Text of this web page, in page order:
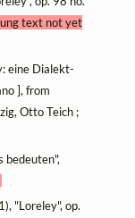
text not yet
eine Dialekt-
], from
Otto Teich ;
bedeuten",
"Loreley", op.